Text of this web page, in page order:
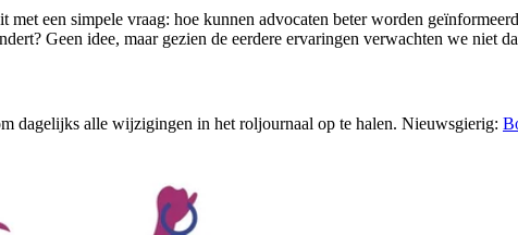
met een simpele vraag: hoe kunnen advocaten beter worden
Geen idee, maar gezien de eerdere ervaringen verwachten we
dagelijks alle wijzigingen in het roljournaal op te halen. Nieuwsgierig: